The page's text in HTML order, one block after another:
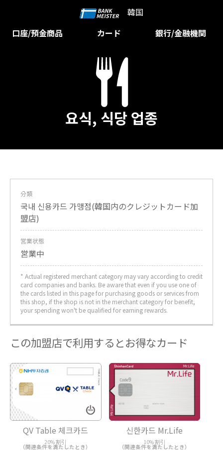
韓国
口座/預金商品
カード 銀行/金融機関
요식, 식당 업종
分類
국내 신용카드 가맹점(韓国内のクレジットカード加
盟店)
営業状態
営業中
* Actual registered merchant category may vary according to credit
card companies and banks. Be aware that even if you use one of
the cards listed in this page for purchasing goods or services from
this shop, if the shop is not in the merchant category for benefit,
your spending won't be qualified for earning rewards.
この加盟店で利用するとお得なカード
QV Table 체크카드
20% 割引
（関連条件を満たしたとき）
신한카드 Mr.Life
10% 割引
（関連条件を満たしたとき）